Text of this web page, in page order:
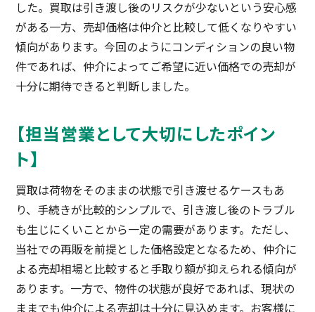
した。買取は引き渡し後のリスクが少ないという安心感
がある一方、売却価格は仲介と比較して低くなりやすい
傾向があります。今回のようにコンディションの良い物
件であれば、仲介によってご希望に近い価格での売却が
十分に期待できると判断しました。
【担当営業として大切にしたポイン
ト】
買取は荷物をそのままの状態で引き渡せるケースもあ
り、手続きが比較的シンプルで、引き渡し後のトラブル
も生じにくいことから一定の需要があります。ただし、
当社での再販を前提とした価格設定となるため、仲介に
よる売却相場と比較すると手取り額が抑えられる傾向が
あります。一方で、物件の状態が良好であれば、現状の
ままでも仲介による売却は十分に見込めます。お客様に